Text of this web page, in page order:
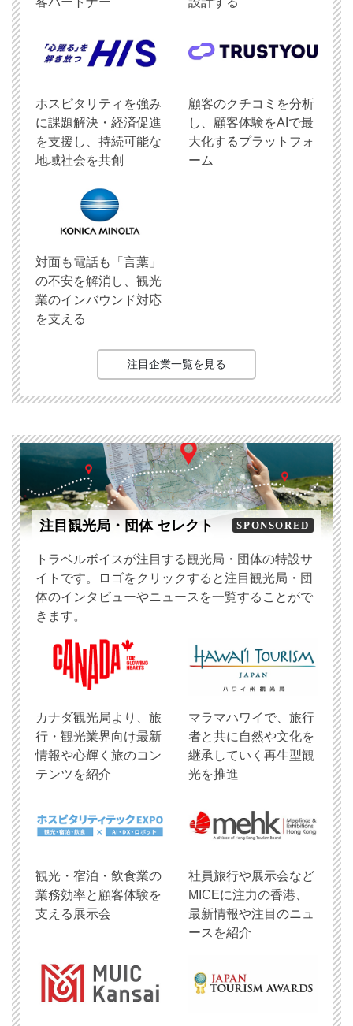
ホスピタリティを強み
に課題解決・経済促進
を支援し、持続可能な
地域社会を共創
顧客のクチコミを分析
し、顧客体験をAIで最
大化するプラットフォ
ーム
対面も電話も「言葉」
の不安を解消し、観光
業のインバウンド対応
を支える
注目企業一覧を見る
注目観光局・団体 セレクト SPONSORED
トラベルボイスが注目する観光局・団体の特設サ
イトです。ロゴをクリックすると注目観光局・団
体のインタビューやニュースを一覧することがで
きます。
​カナダ観光局より、旅
行・観光業界向け最新
情報や心輝く旅のコン
テンツを紹介
マラマハワイで、旅行
者と共に自然や文化を
継承していく再生型観
光を推進
観光・宿泊・飲食業の
業務効率と顧客体験を
支える展示会
社員旅行や展示会など
MICEに注力の香港、
最新情報や注目のニュ
ースを紹介